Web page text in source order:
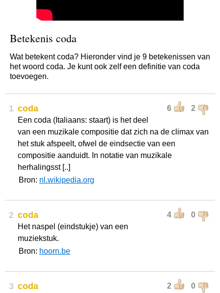
Betekenis coda
Wat betekent coda? Hieronder vind je 9 betekenissen van
het woord coda. Je kunt ook zelf een definitie van coda
toevoegen.
1 6 2
coda
Een coda (Italiaans: staart) is het deel
van een muzikale compositie dat zich na de climax van
het stuk afspeelt, ofwel de eindsectie van een
compositie aanduidt. In notatie van muzikale
herhalingsst [..]
Bron: nl.wikipedia.org
2 4 0
coda
Het naspel (eindstukje) van een
muziekstuk.
Bron: hoorn.be
3 2 0
coda